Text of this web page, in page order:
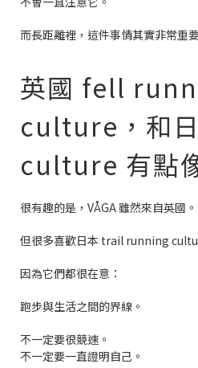
而長距離裡，這件事情其實非常重
英國 fell
culture，和
culture 有點
很有趣的是，VÅGA 雖然來自英國。
但很多喜歡日本 trail running
因為它們都很在意：
跑步與生活之間的界線。
不一定要很競速。
不一定要一直證明自己。